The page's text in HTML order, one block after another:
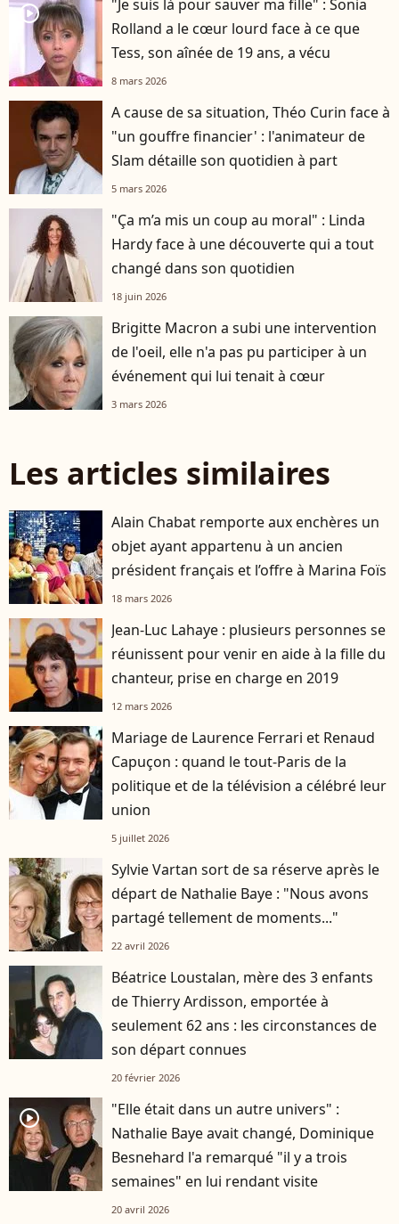
player2
"Je suis là pour sauver ma fille" : Sonia
Rolland a le cœur lourd face à ce que
Tess, son aînée de 19 ans, a vécu
8 mars 2026
A cause de sa situation, Théo Curin face à
"un gouffre financier' : l'animateur de
Slam détaille son quotidien à part
5 mars 2026
"Ça m’a mis un coup au moral" : Linda
Hardy face à une découverte qui a tout
changé dans son quotidien
18 juin 2026
Brigitte Macron a subi une intervention
de l'oeil, elle n'a pas pu participer à un
événement qui lui tenait à cœur
3 mars 2026
Les articles similaires
Alain Chabat remporte aux enchères un
objet ayant appartenu à un ancien
président français et l’offre à Marina Foïs
18 mars 2026
Jean-Luc Lahaye : plusieurs personnes se
réunissent pour venir en aide à la fille du
chanteur, prise en charge en 2019
12 mars 2026
Mariage de Laurence Ferrari et Renaud
Capuçon : quand le tout-Paris de la
politique et de la télévision a célébré leur
union
5 juillet 2026
Sylvie Vartan sort de sa réserve après le
départ de Nathalie Baye : "Nous avons
partagé tellement de moments..."
22 avril 2026
Béatrice Loustalan, mère des 3 enfants
de Thierry Ardisson, emportée à
seulement 62 ans : les circonstances de
son départ connues
20 février 2026
player2
"Elle était dans un autre univers" :
Nathalie Baye avait changé, Dominique
Besnehard l'a remarqué "il y a trois
semaines" en lui rendant visite
20 avril 2026